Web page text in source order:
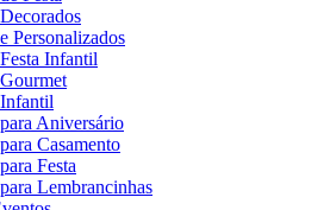
Personalizados
Infantil
Aniversário
Casamento
Festa
Lembrancinhas